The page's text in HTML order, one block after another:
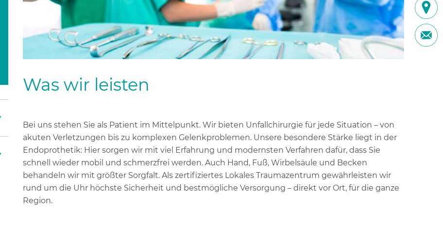
Was wir leisten
Bei uns stehen Sie als Patient im Mittelpunkt. Wir bieten Unfallchirurgie für jede Situation – von
akuten Verletzungen bis zu komplexen Gelenkproblemen. Unsere besondere Stärke liegt in der
Endoprothetik: Hier sorgen wir mit viel Erfahrung und modernsten Verfahren dafür, dass Sie
schnell wieder mobil und schmerzfrei werden. Auch Hand, Fuß, Wirbelsäule und Becken
behandeln wir mit größter Sorgfalt. Als zertifiziertes Lokales Traumazentrum gewährleisten wir
rund um die Uhr höchste Sicherheit und bestmögliche Versorgung – direkt vor Ort, für die ganze
Region.